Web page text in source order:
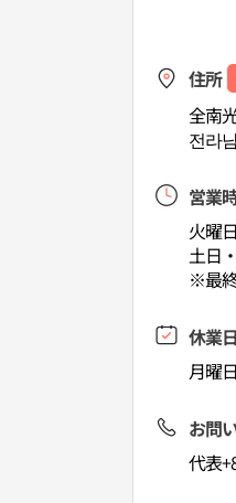
住所
全南
전라
営業
火曜
土日
※最
休業日
月曜
お問
代表